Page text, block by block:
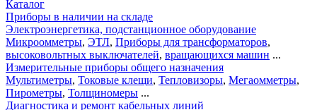
Каталог
Приборы в наличии на складе
Электроэнергетика, подстанционное оборудование
Микроомметры, ЭТЛ, Приборы для трансформаторов,
высоковольтных выключателей, вращающихся машин ...
Измерительные приборы общего назначения
Мультиметры, Токовые клещи, Тепловизоры, Мегаомметры,
Пирометры, Толщиномеры ...
Диагностика и ремонт кабельных линий